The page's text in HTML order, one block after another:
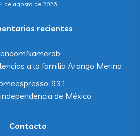
4 de agosto de 2026
recientes
a la familia Arango Merino
931
de México
Contacto